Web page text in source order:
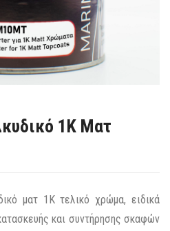
1Κ Ματ
ματ 1Κ τελικό χρώμα, ειδικά
και συντήρησης σκαφών